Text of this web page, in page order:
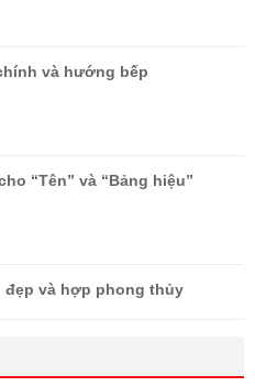
và hướng bếp
“Tên” và “Bảng hiệu”
và hợp phong thủy